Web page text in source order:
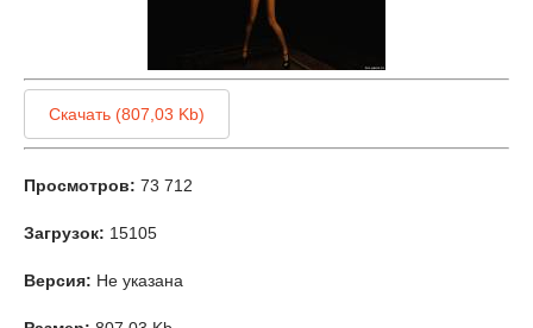
Скачать (807,03 Kb)
Просмотров: 73 712
Загрузок: 15105
Версия: Не указана